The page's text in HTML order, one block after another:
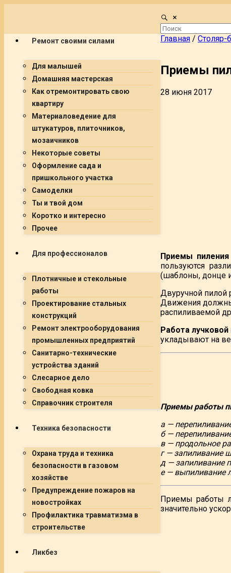
Ремонт своими силами
Для малышей
Домашняя мастерская
Как отремонтировать свою
квартиру
Материаловедение для
штукатуров, плиточников,
мозаичников
Некоторые советы
Оформление сада и
пришкольного участка
Самоделки
Ты и твой дом
Коротко и интересно
Прочее
Для профессионалов
Плотничные и стекольные
работы
Проектирование стальных
конструкций
Ремонт электрооборудования
промышленных предприятий
Санитарно-технические
устройства зданий
Слесарное дело
Свободная ковка
Справочник строителя
Техника безопасности
Охрана труда и техника
безопасности в газовом
хозяйстве
Предупреждение пожаров на
новостройках
Профилактика травматизма в
строительстве
Ликбез
Главная / Столяр-
Приемы
28 июня 2017
Приемы
пользуются
(шаблоны, донце
Двуручной пилой
Движения
распиливаемой
Работа
укладывают на
Приемы работы
а —
б —
в — продольное
г — запиливание
д — запиливание
е — выпиливание
Приемы работы
значительно